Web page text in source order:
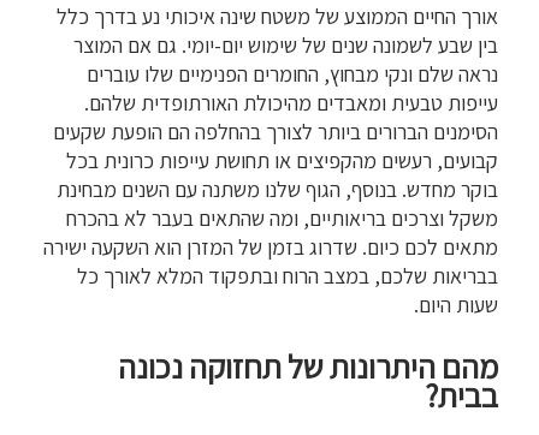
אורך החיים הממוצע של משטח שינה איכותי נע בדרך כלל
בין שבע לשמונה שנים של שימוש יום-יומי. גם אם המוצר
נראה שלם ונקי מבחוץ, החומרים הפנימיים שלו עוברים
עייפות טבעית ומאבדים מהיכולת האורתופדית שלהם.
הסימנים הברורים ביותר לצורך בהחלפה הם הופעת שקעים
קבועים, רעשים מהקפיצים או תחושת עייפות כרונית בכל
בוקר מחדש. בנוסף, הגוף שלנו משתנה עם השנים מבחינת
משקל וצרכים בריאותיים, ומה שהתאים בעבר לא בהכרח
מתאים לכם כיום. שדרוג בזמן של המזרן הוא השקעה ישירה
בבריאות שלכם, במצב הרוח ובתפקוד המלא לאורך כל
שעות היום.
מהם היתרונות של תחזוקה נכונה
בבית?